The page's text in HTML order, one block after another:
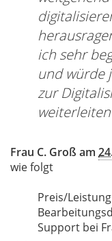
ich sehr
und würde
zur
weiterleiten
Frau C. Groß am
wie folgt
Preis/
Support bei